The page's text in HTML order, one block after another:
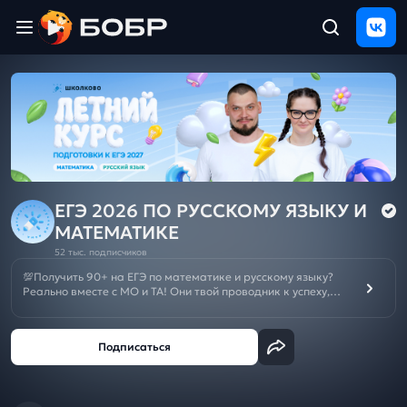
ЩЕЛЧОК
2026
Полезные
материалы
Проверка
сочинений
Тех
и
ЕГЭ 2026 ПО РУССКОМУ ЯЗЫКУ И
МАТЕМАТИКЕ
52 тыс. подписчиков
💯Получить 90+ на ЕГЭ по математике и русскому языку?
Реально вместе с МО и ТА! Они твой проводник к успеху,
Летний курс подготовки к ОГЭ/ЕГЭ 2027:
ЕГЭ🌼